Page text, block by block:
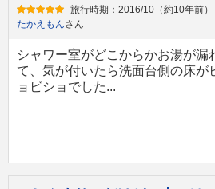
旅行時期：2016/10（約10年前）
たかえもんさん
シャワー室がどこからかお湯が漏
て、気が付いたら洗面台側の床が
ョビショでした...